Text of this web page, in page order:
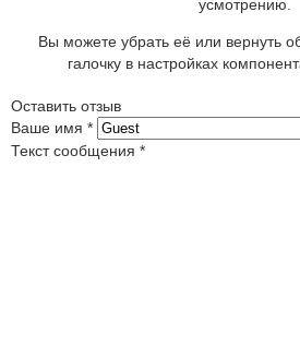
усмотрению.
Вы можете убрать её или вернуть
галочку в настройках
Оставить отзыв
Ваше имя *
Текст сообщения *